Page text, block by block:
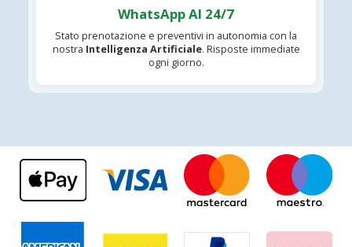
WhatsApp AI 24/7
Stato prenotazione e preventivi in autonomia con la
nostra Intelligenza Artificiale. Risposte immediate
ogni giorno.